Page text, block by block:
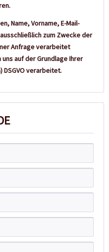
Name, Vorname, E-Mail-
zum Zwecke der
Anfrage verarbeitet
auf der Grundlage Ihrer
DSGVO verarbeitet.